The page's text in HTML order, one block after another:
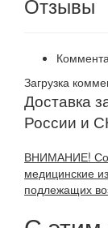
Загрузка
Доставка
России и
ВНИМАНИЕ!
медицинские
подлежащих